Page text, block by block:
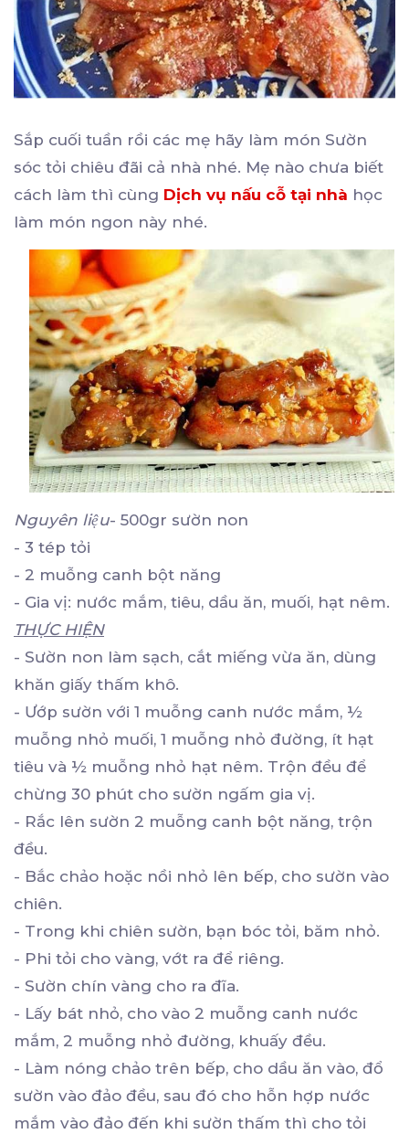
Sắp cuối tuần rồi các mẹ hãy làm món Sườn
sóc tỏi chiêu đãi cả nhà nhé. Mẹ nào chưa biết
cách làm thì cùng Dịch vụ nấu cỗ tại nhà học
làm món ngon này nhé.
Nguyên liệu- 500gr sườn non
- 3 tép tỏi
- 2 muỗng canh bột năng
- Gia vị: nước mắm, tiêu, dầu ăn, muối, hạt nêm.
THỰC HIỆN
- Sườn non làm sạch, cắt miếng vừa ăn, dùng
khăn giấy thấm khô.
- Ướp sườn với 1 muỗng canh nước mắm, ½
muỗng nhỏ muối, 1 muỗng nhỏ đường, ít hạt
tiêu và ½ muỗng nhỏ hạt nêm. Trộn đều để
chừng 30 phút cho sườn ngấm gia vị.
- Rắc lên sườn 2 muỗng canh bột năng, trộn
đều.
- Bắc chảo hoặc nồi nhỏ lên bếp, cho sườn vào
chiên.
- Trong khi chiên sườn, bạn bóc tỏi, băm nhỏ.
- Phi tỏi cho vàng, vớt ra để riêng.
- Sườn chín vàng cho ra đĩa.
- Lấy bát nhỏ, cho vào 2 muỗng canh nước
mắm, 2 muỗng nhỏ đường, khuấy đều.
- Làm nóng chảo trên bếp, cho dầu ăn vào, đổ
sườn vào đảo đều, sau đó cho hỗn hợp nước
mắm vào đảo đến khi sườn thấm thì cho tỏi